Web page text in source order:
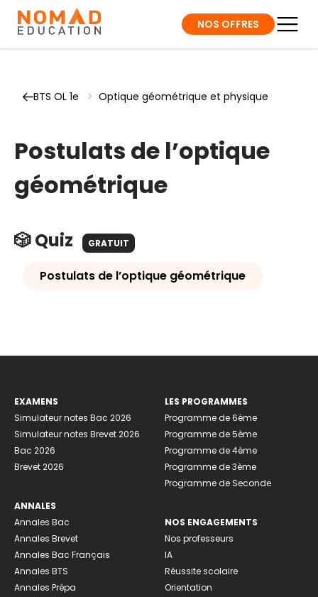
NOS OFFRES
BTS OL 1e > Optique géométrique et physique
Postulats de l’optique
géométrique
🎲 Quiz GRATUIT
Postulats de l’optique géométrique
EXAMENS
Simulateur notes Bac 2026
Simulateur notes Brevet 2026
Bac 2026
Brevet 2026
ANNALES
Annales Bac
Annales Brevet
Annales Bac Français
Annales BTS
Annales Prépa
LES PROGRAMMES
Programme de 6ème
Programme de 5ème
Programme de 4ème
Programme de 3ème
Programme de Seconde
NOS ENGAGEMENTS
Nos professeurs
IA
Réussite scolaire
Orientation